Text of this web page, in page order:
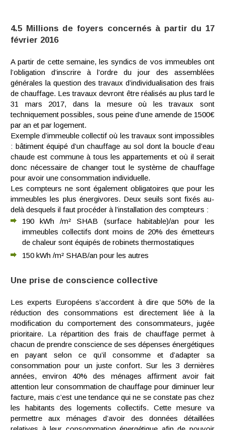
4.5 Millions de foyers concernés à partir du 17
février 2016
A partir de cette semaine, les syndics de vos immeubles ont
l’obligation d’inscrire à l’ordre du jour des assemblées
générales la question des travaux d’individualisation des frais
de chauffage. Les travaux devront être réalisés au plus tard le
31 mars 2017, dans la mesure où les travaux sont
techniquement possibles, sous peine d’une amende de 1500€
par an et par logement.
Exemple d’immeuble collectif où les travaux sont impossibles
: bâtiment équipé d’un chauffage au sol dont la boucle d’eau
chaude est commune à tous les appartements et où il serait
donc nécessaire de changer tout le système de chauffage
pour avoir une consommation individuelle.
Les compteurs ne sont également obligatoires que pour les
immeubles les plus énergivores. Deux seuils sont fixés au-
delà desquels il faut procéder à l’installation des compteurs :
190 kWh /m² SHAB (surface habitable)/an pour les
immeubles collectifs dont moins de 20% des émetteurs
de chaleur sont équipés de robinets thermostatiques
150 kWh /m² SHAB/an pour les autres
Une prise de conscience collective
Les experts Européens s’accordent à dire que 50% de la
réduction des consommations est directement liée à la
modification du comportement des consommateurs, jugée
prioritaire. La répartition des frais de chauffage permet à
chacun de prendre conscience de ses dépenses énergétiques
en payant selon ce qu’il consomme et d’adapter sa
consommation pour un juste confort. Sur les 3 dernières
années, environ 40% des ménages affirment avoir fait
attention leur consommation de chauffage pour diminuer leur
facture, mais c’est une tendance qui ne se constate pas chez
les habitants des logements collectifs. Cette mesure va
permettre aux ménages d’avoir des données détaillées